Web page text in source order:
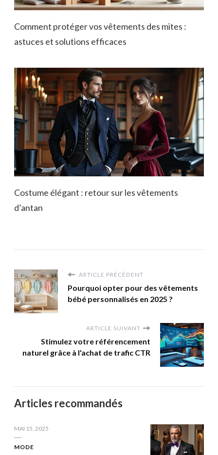
Comment protéger vos vêtements des mites :
astuces et solutions efficaces
Costume élégant : retour sur les vêtements
d’antan
ARTICLE PRÉCÉDENT
Pourquoi opter pour des vêtements
bébé personnalisés en 2025 ?
ARTICLE SUIVANT
Stimulez votre référencement
naturel grâce à l'achat de trafic CTR
Articles recommandés
MAI 15, 2025
MODE